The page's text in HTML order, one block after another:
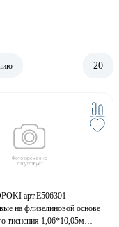
20
арт.Е506301
на флизелиновой основе
тиснения 1,06*10,05м